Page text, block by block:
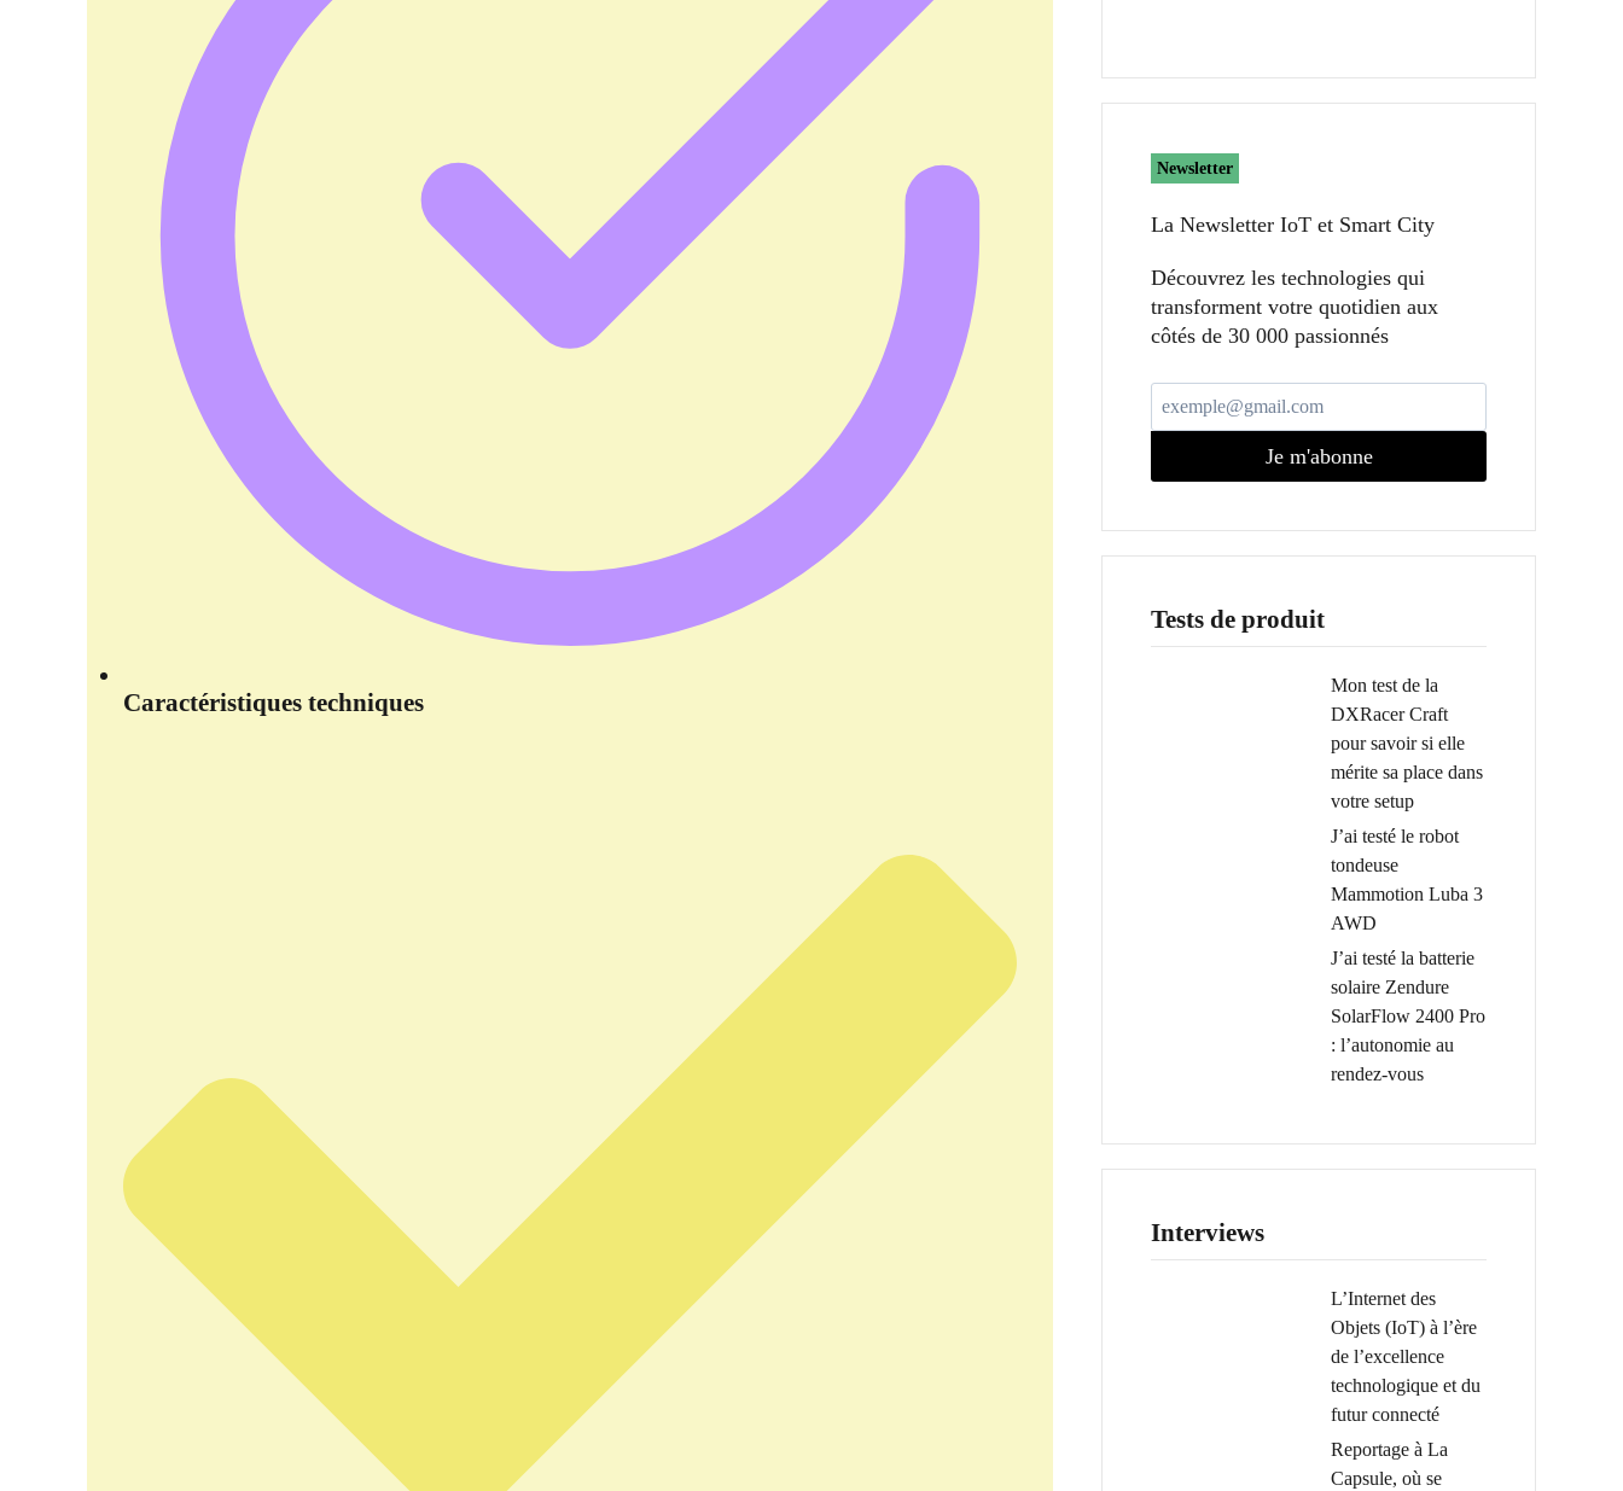
Caractéristiques techniques
Newsletter
La Newsletter IoT et Smart City​
Découvrez les technologies qui
transforment votre quotidien aux
côtés de 30 000 passionnés
Je m'abonne
Tests de produit
Mon test de la
DXRacer Craft
pour savoir si elle
mérite sa place dans
votre setup
J’ai testé le robot
tondeuse
Mammotion Luba 3
AWD
J’ai testé la batterie
solaire Zendure
SolarFlow 2400 Pro
: l’autonomie au
rendez-vous
Interviews
L’Internet des
Objets (IoT) à l’ère
de l’excellence
technologique et du
futur connecté
Reportage à La
Capsule, où se